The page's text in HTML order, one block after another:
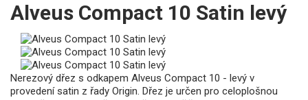
Alveus Compact 10 Satin levý
Nerezový dřez s odkapem Alveus Compact 10 - levý v
provedení satin z řady Origin. Dřez je určen pro celoplošnou